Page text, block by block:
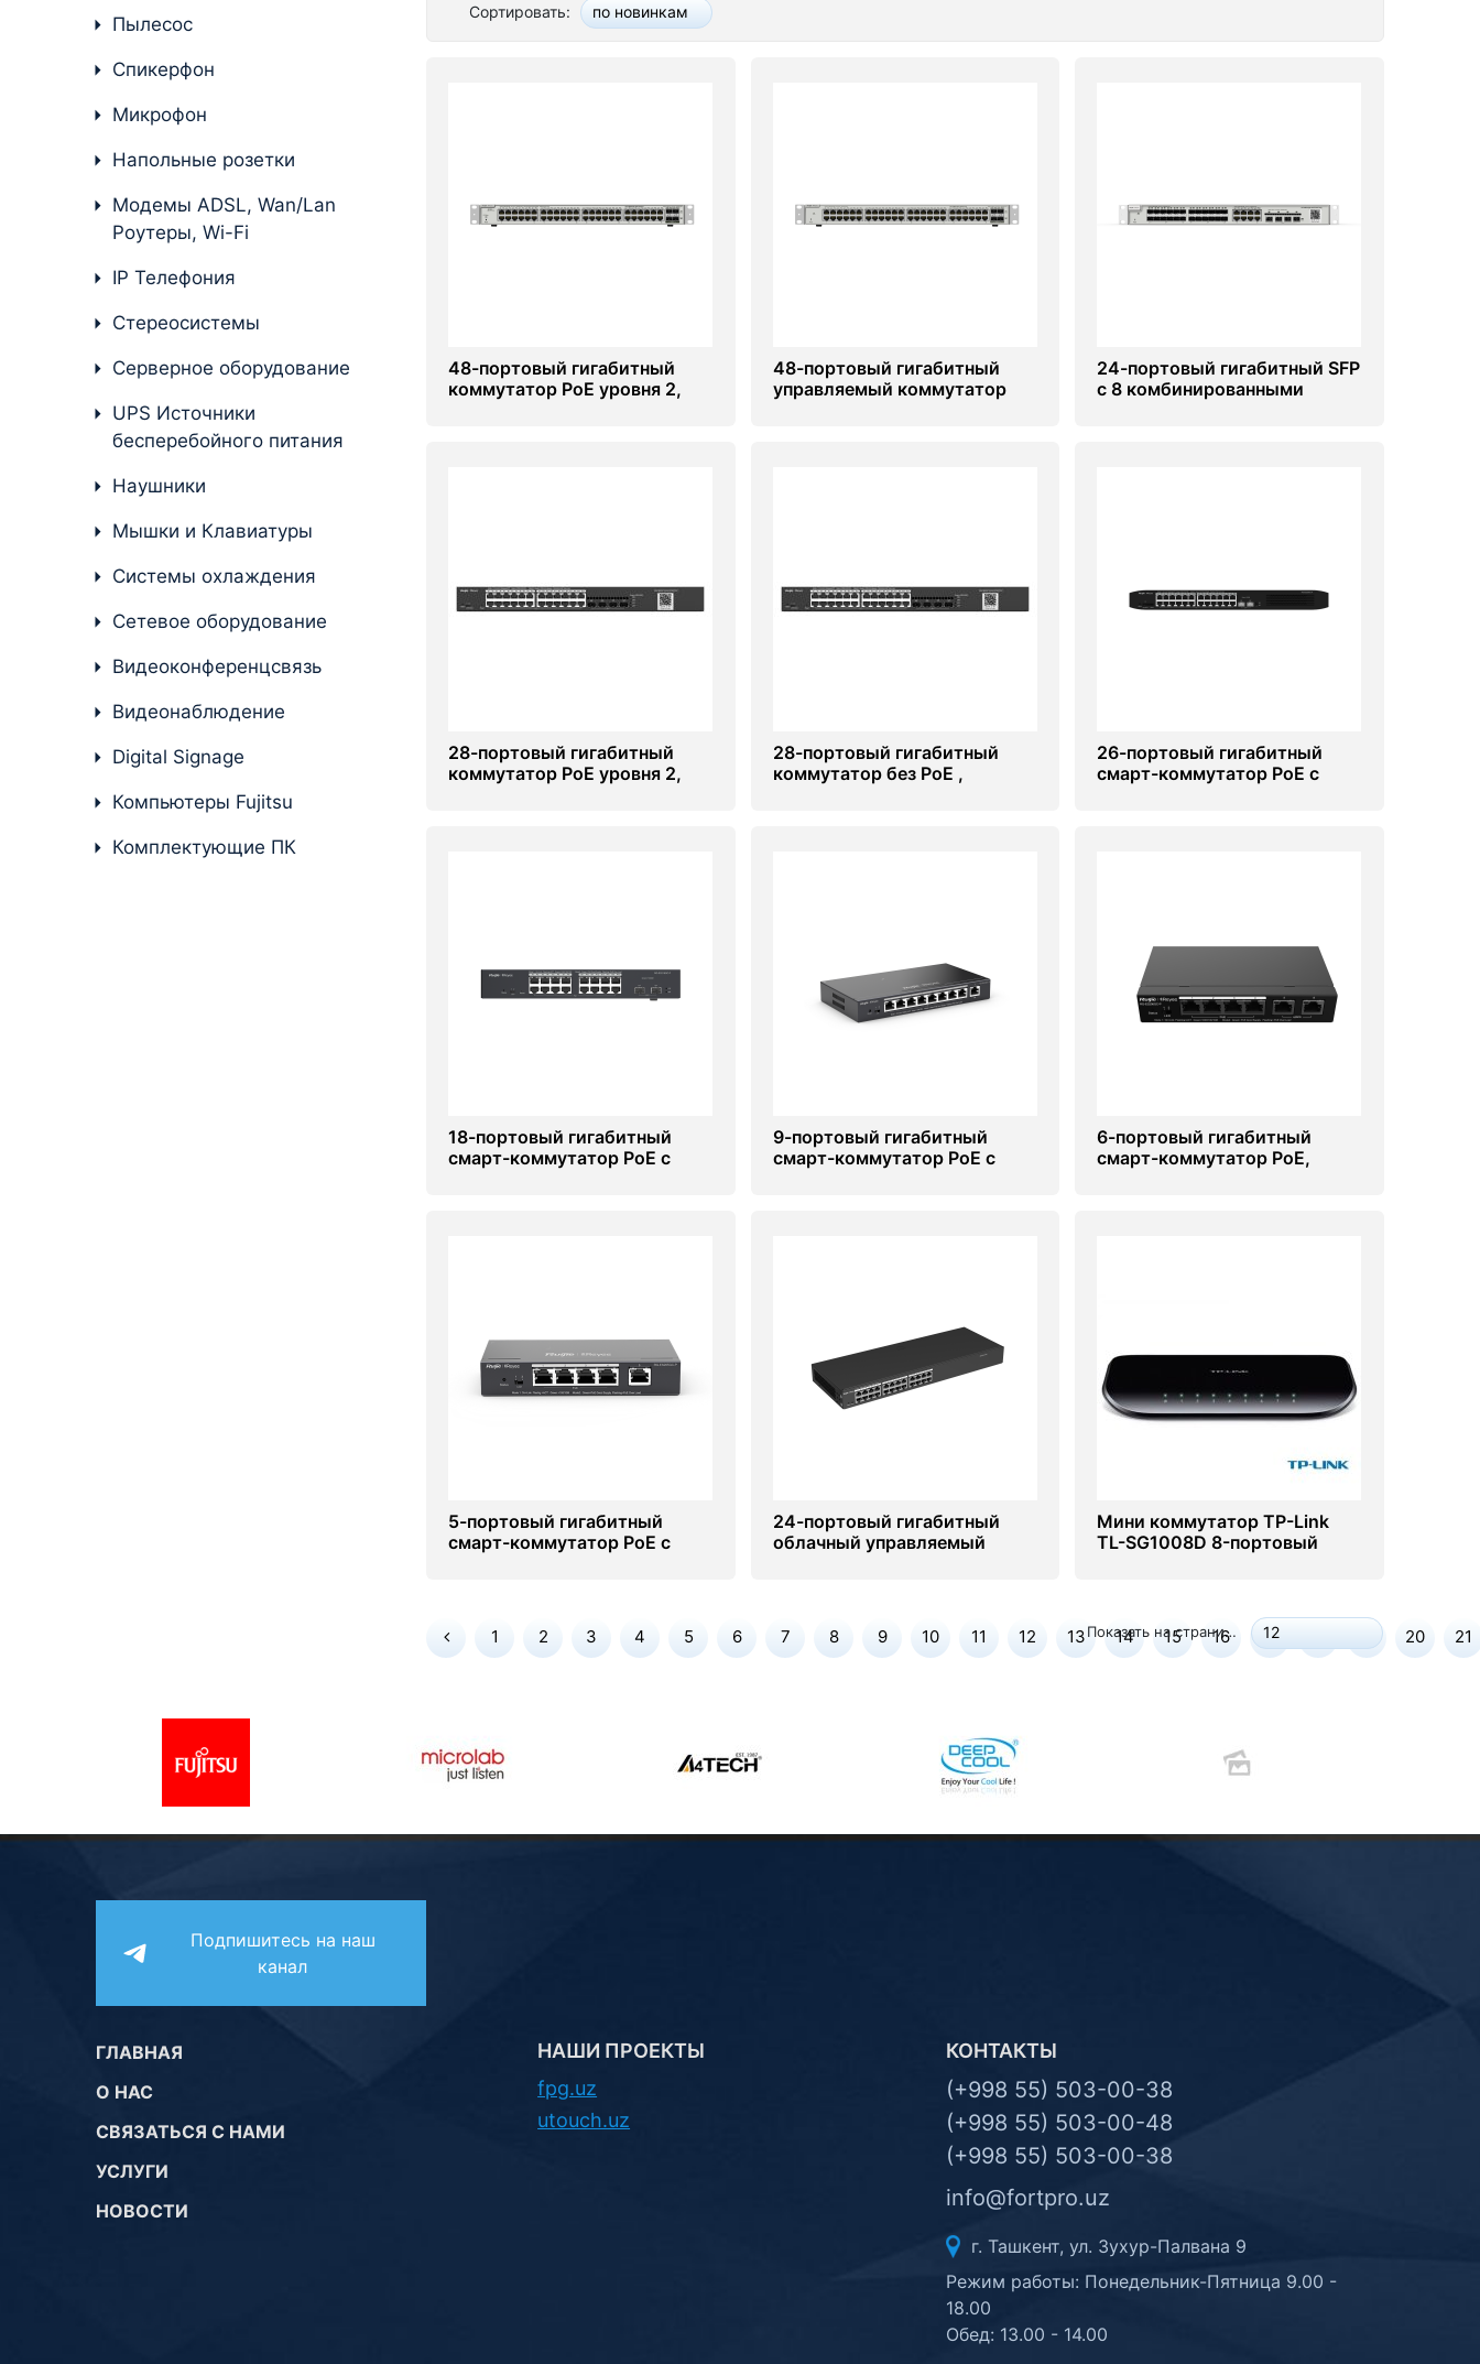
Сортировать: по новинкам
48-портовый гигабитный
коммутатор PoE уровня 2,
48-портовый гигабитный
управляемый коммутатор
24-портовый гигабитный SFP
с 8 комбинированными
28-портовый гигабитный
коммутатор PoE уровня 2,
28-портовый гигабитный
коммутатор без PoE ,
26-портовый гигабитный
смарт-коммутатор PoE с
18-портовый гигабитный
смарт-коммутатор PoE с
9-портовый гигабитный
смарт-коммутатор PoE с
6-портовый гигабитный
смарт-коммутатор PoE,
5-портовый гигабитный
смарт-коммутатор PoE с
24-портовый гигабитный
облачный управляемый
Мини коммутатор TP-Link
TL-SG1008D 8-портовый
1 2 3 4 5 6 7 8 9 10 11 12 13 14 15 16 17 20 21
Показать на странице: 12
Пылесос
Спикерфон
Микрофон
Напольные розетки
Модемы ADSL, Wan/Lan
Роутеры, Wi-Fi
IP Телефония
Стереосистемы
Серверное оборудование
UPS Источники
бесперебойного питания
Наушники
Мышки и Клавиатуры
Системы охлаждения
Сетевое оборудование
Видеоконференцсвязь
Видеонаблюдение
Digital Signage
Компьютеры Fujitsu
Комплектующие ПК
Подпишитесь на наш
канал
ГЛАВНАЯ
О НАС
СВЯЗАТЬСЯ С НАМИ
УСЛУГИ
НОВОСТИ
НАШИ ПРОЕКТЫ
fpg.uz
utouch.uz
КОНТАКТЫ
(+998 55) 503-00-38
(+998 55) 503-00-48
(+998 55) 503-00-38
info@fortpro.uz
г. Ташкент, ул. Зухур-Палвана 9
Режим работы: Понедельник-Пятница 9.00 -
18.00
Обед: 13.00 - 14.00